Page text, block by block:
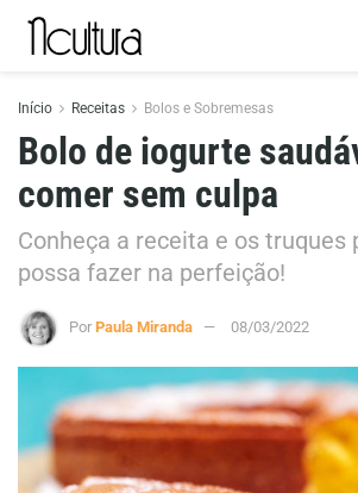
Início Receitas Bolos e Sobremesas
Bolo de iogurte
comer sem culpa
Conheça a receita e os truques
possa fazer na perfeição!
Por Paula Miranda 08/03/2022